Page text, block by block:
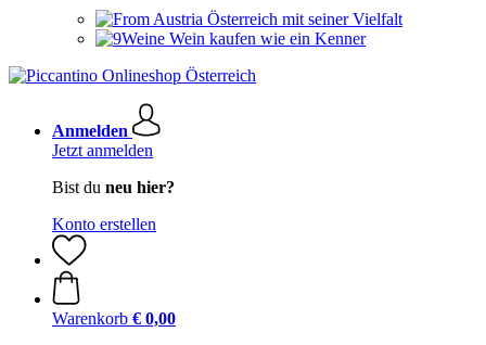
Österreich mit seiner Vielfalt
Wein kaufen wie ein Kenner
Anmelden
Jetzt anmelden
Bist du neu hier?
Konto erstellen
Warenkorb € 0,00